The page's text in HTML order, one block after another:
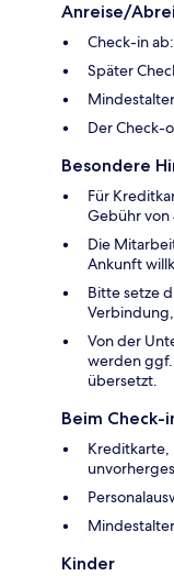
Anreise/
Check-in
Später
Der Check-
Besondere
Für
Gebühr von
Die
Ankunft
Bitte setze
Von der
werden
übersetzt.
Beim
Kreditkarte,
Kinder